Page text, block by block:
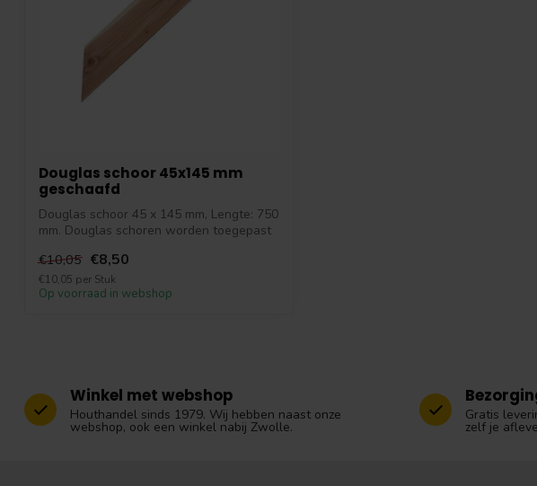
Douglas schoor 45x145 mm
geschaafd
Douglas schoor 45 x 145 mm, Lengte: 750
mm. Douglas schoren worden toegepast
€10,05 €8,50
€10,05 per Stuk
Op voorraad in webshop
Winkel met webshop
Houthandel sinds 1979. Wij hebben naast onze
webshop, ook een winkel nabij Zwolle.
Gratis
zelf je